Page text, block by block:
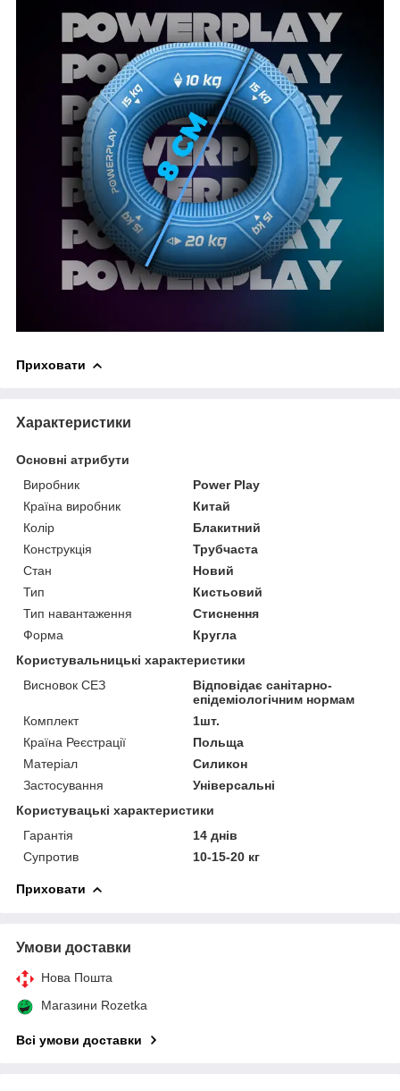
Приховати
Характеристики
Основні атрибути
Виробник
Power Play
Країна виробник
Китай
Колір
Блакитний
Конструкція
Трубчаста
Стан
Новий
Тип
Кистьовий
Тип навантаження
Стиснення
Форма
Кругла
Користувальницькі характеристики
Висновок СЕЗ
Відповідає санітарно-
епідеміологічним нормам
Комплект
1шт.
Країна Реєстрації
Польща
Матеріал
Силикон
Застосування
Універсальні
Користувацькi характеристики
Гарантія
14 днів
Супротив
10-15-20 кг
Приховати
Умови доставки
Нова Пошта
Магазини Rozetka
Всі умови доставки